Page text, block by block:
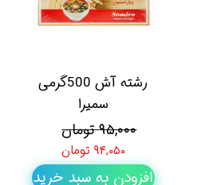
رشته آش 500گرمی
سمیرا
۹۵,۰۰۰ تومان
۹۴,۰۵۰ تومان
افزودن به سبد خرید